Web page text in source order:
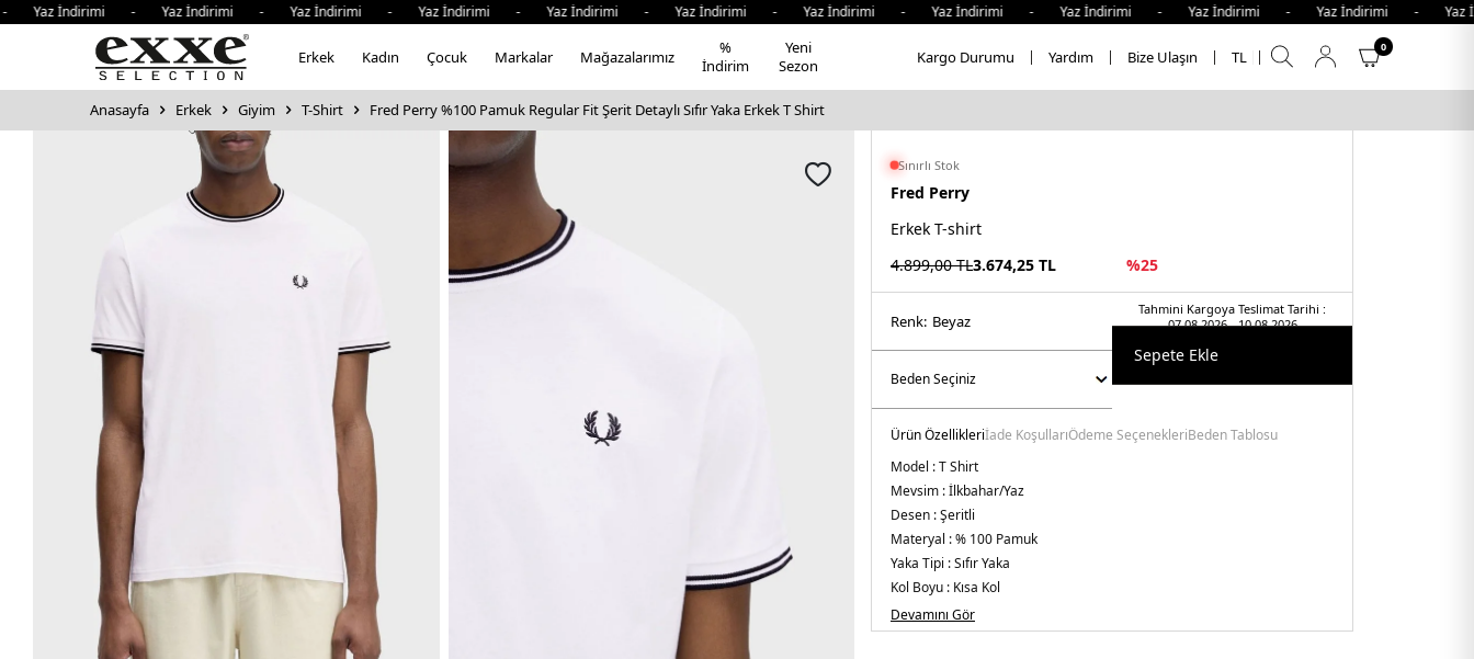
İndirimi - Yaz İndirimi - Yaz İndirimi - Yaz İndirimi - Yaz İndirimi - Yaz İndirimi - Yaz İndirimi - Yaz İndirimi - Yaz İndirimi - Yaz İndirimi - Yaz İndirimi -
Erkek Kadın Çocuk Markalar Mağazalarımız
%
İndirim
Yeni
Sezon
Kargo Durumu Yardım Bize Ulaşın TL
0
Anasayfa Erkek Giyim T-Shirt Fred Perry %100 Pamuk Regular Fit Şerit Detaylı Sıfır Yaka Erkek T Shirt
Sınırlı Stok
Fred Perry
Erkek T-shirt
4.899,00TL3.674,25 TL %25
Tahmini Kargoya Teslimat Tarihi :
07.08.2026 - 10.08.2026
Renk: beyaz
Sepete Ekle
Ürün Özellikleriİade KoşullarıÖdeme SeçenekleriBeden Tablosu
Model :T Shirt
Mevsim :İlkbahar/Yaz
Desen :Şeritli
Materyal :% 100 Pamuk
Yaka Tipi :Sıfır Yaka
Kol Boyu : Kısa Kol
Kalıp Bilgisi :Regular Fit
Menşei :Çin
Devamını Gör